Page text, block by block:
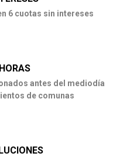
6 cuotas sin intereses
antes del mediodía
de comunas